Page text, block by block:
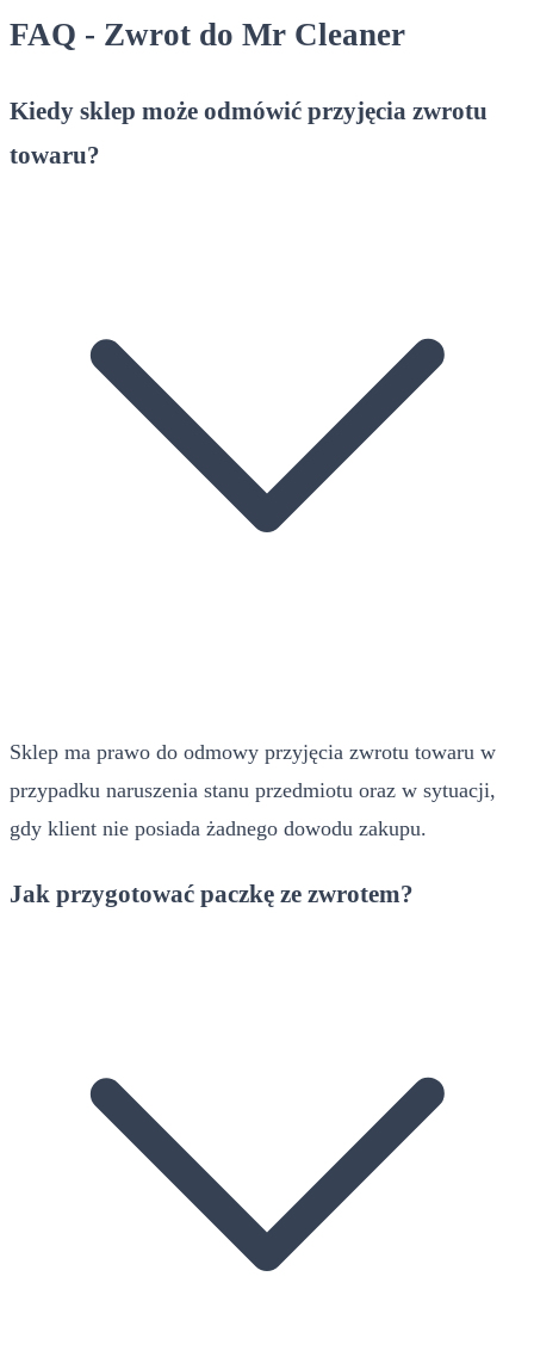
FAQ - Zwrot do Mr Cleaner
Kiedy sklep może odmówić przyjęcia zwrotu
towaru?
Sklep ma prawo do odmowy przyjęcia zwrotu towaru w
przypadku naruszenia stanu przedmiotu oraz w sytuacji,
gdy klient nie posiada żadnego dowodu zakupu.
Jak przygotować paczkę ze zwrotem?